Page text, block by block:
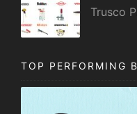
Trusco
TOP PERFORMING